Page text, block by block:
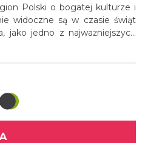
Polski o bogatej kulturze i
widoczne są w czasie świąt
jako jedno z najważniejszych
charakter, a przystawki
istotną rolę.